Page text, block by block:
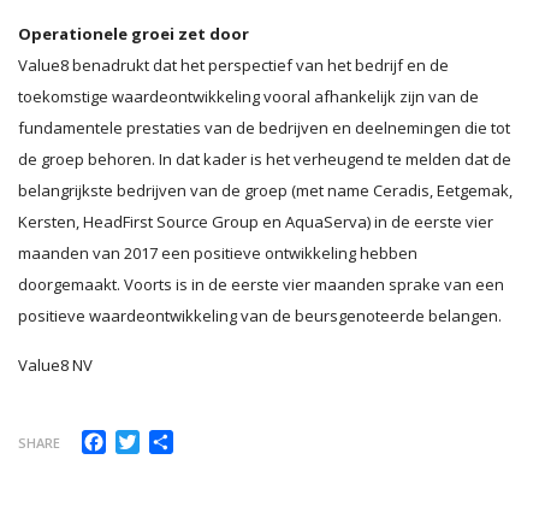
Operationele groei zet door
Value8 benadrukt dat het perspectief van het bedrijf en de
toekomstige waardeontwikkeling vooral afhankelijk zijn van de
fundamentele prestaties van de bedrijven en deelnemingen die tot
de groep behoren. In dat kader is het verheugend te melden dat de
belangrijkste bedrijven van de groep (met name Ceradis, Eetgemak,
Kersten, HeadFirst Source Group en AquaServa) in de eerste vier
maanden van 2017 een positieve ontwikkeling hebben
doorgemaakt. Voorts is in de eerste vier maanden sprake van een
positieve waardeontwikkeling van de beursgenoteerde belangen.
Value8 NV
SHARE Facebook
Twitter